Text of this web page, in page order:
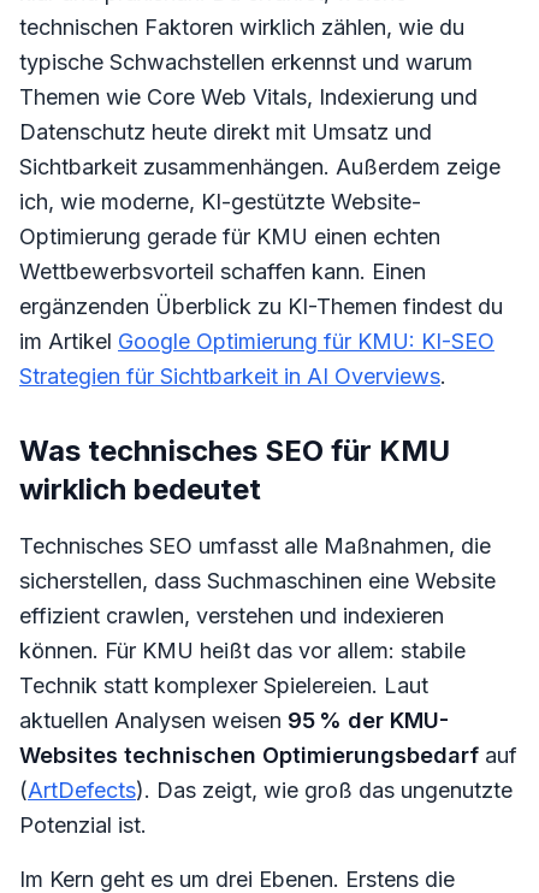
technischen Faktoren wirklich zählen, wie du
typische Schwachstellen erkennst und warum
Themen wie Core Web Vitals, Indexierung und
Datenschutz heute direkt mit Umsatz und
Sichtbarkeit zusammenhängen. Außerdem zeige
ich, wie moderne, KI-gestützte Website-
Optimierung gerade für KMU einen echten
Wettbewerbsvorteil schaffen kann. Einen
ergänzenden Überblick zu KI-Themen findest du
im Artikel Google Optimierung für KMU: KI-SEO
Strategien für Sichtbarkeit in AI Overviews.
Was technisches SEO für KMU
wirklich bedeutet
Technisches SEO umfasst alle Maßnahmen, die
sicherstellen, dass Suchmaschinen eine Website
effizient crawlen, verstehen und indexieren
können. Für KMU heißt das vor allem: stabile
Technik statt komplexer Spielereien. Laut
aktuellen Analysen weisen 95 % der KMU-
Websites technischen Optimierungsbedarf auf
(ArtDefects). Das zeigt, wie groß das ungenutzte
Potenzial ist.
Im Kern geht es um drei Ebenen. Erstens die